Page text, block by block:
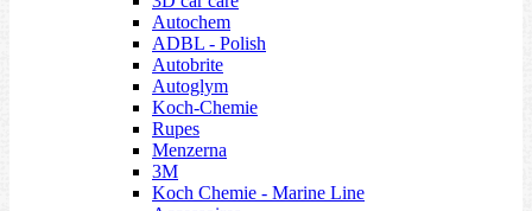
Autochem
ADBL - Polish
Autobrite
Autoglym
Koch-Chemie
Rupes
Menzerna
3M
Koch Chemie - Marine Line